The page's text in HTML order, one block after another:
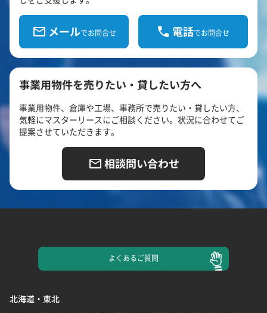
メールでお問合せ 電話でお問合せ
事業用物件を売りたい・貸したい方へ
事業用物件、倉庫や工場、事務所で売りたい・貸したい方、
気軽にマスターリースにご相談ください。状況に合わせてご
提案させていただきます。
相談問い合わせ
よくあるご質問
北海道・東北